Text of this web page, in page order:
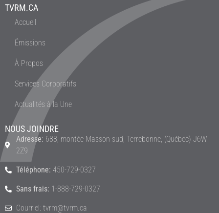
TVRM.CA
Accueil
Émissions
À Propos
Services Corporatifs
Actualités à la Une
NOUS JOINDRE
Adresse: 688, montée Masson sud, Terrebonne, (Québec) J6W
2Z9
Téléphone: 450-729-0327
Sans frais: 1-888-729-0327
Courriel: tvrm@tvrm.ca